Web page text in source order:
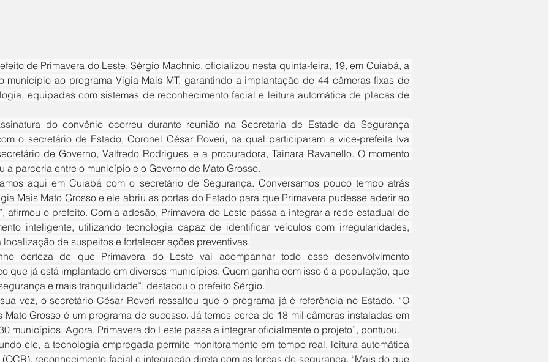
município ao programa Vigia Mais MT, garantindo a implantação de 44 câmeras fixas de
equipadas com sistemas de reconhecimento facial e leitura automática de placas de
o secretário de Estado, Coronel César Roveri, na qual participaram a vice-prefeita Iva
de Governo, Valfredo Rodrigues e a procuradora, Tainara Ravanello. O momento
a parceria entre o município e o Governo de Mato Grosso.
Mais Mato Grosso e ele abriu as portas do Estado para que Primavera pudesse aderir ao
afirmou o prefeito. Com a adesão, Primavera do Leste passa a integrar a rede estadual de
inteligente, utilizando tecnologia capaz de identificar veículos com irregularidades,
localização de suspeitos e fortalecer ações preventivas.
que já está implantado em diversos municípios. Quem ganha com isso é a população, que
e mais tranquilidade”, destacou o prefeito Sérgio.
Mato Grosso é um programa de sucesso. Já temos cerca de 18 mil câmeras instaladas em
municípios. Agora, Primavera do Leste passa a integrar oficialmente o projeto”, pontuou.
reconhecimento facial e integração direta com as forças de segurança. “Mais do que